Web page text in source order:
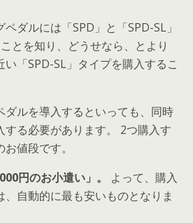
ダルには「SPD」と「SPD-SL」
とを知り、どうせなら、とより
「SPD-SL」タイプを購入するこ
ダルを導入するといっても、同時
する必要があります。 2つ購入す
値段です。
円のお小遣い」。
よって、購入
自動的に最も安いものとなりま